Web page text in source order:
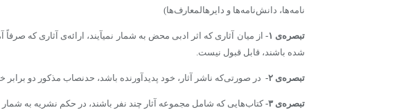
نامه­‌ها، دانش‌نامه­‌ها و دایره­المعارف­‌ها)
تبصره‌ی ۱-
از میان آثاری که اثر ادبی محض به­ شمار نمی­آیند، ارائه‌ی آثاری که
شده باشند، قابل قبول نیست.
تبصره‌ی ۲- در صورتی‌که ناشر آثار، خود پدیدآورنده باشد، حدنصاب مذکور دو برابر
تبصره‌ی ۳- کتاب­‌هایی که شامل مجموعه آثار چند نفر باشند، در حکم نشریه به ­شمار